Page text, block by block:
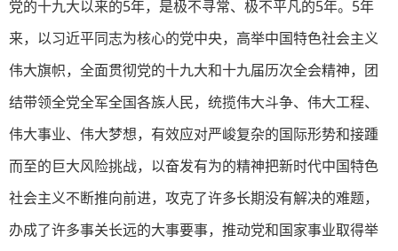
党的十九大以来的5年，是极不寻常、极不平凡的5年。5年
来，以习近平同志为核心的党中央，高举中国特色社会主义
伟大旗帜，全面贯彻党的十九大和十九届历次全会精神，团
结带领全党全军全国各族人民，统揽伟大斗争、伟大工程、
伟大事业、伟大梦想，有效应对严峻复杂的国际形势和接踵
而至的巨大风险挑战，以奋发有为的精神把新时代中国特色
社会主义不断推向前进，攻克了许多长期没有解决的难题，
办成了许多事关长远的大事要事，推动党和国家事业取得举